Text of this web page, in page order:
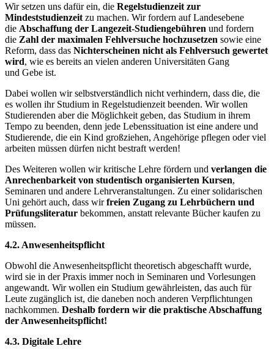
Wir setzen uns dafür ein, die Regelstudienzeit zur
Mindeststudienzeit zu machen. Wir fordern auf Landesebene
die Abschaffung der Langezeit-Studiengebühren und fordern
die Zahl der maximalen Fehlversuche hochzusetzen sowie eine
Reform, dass das Nichterscheinen nicht als Fehlversuch gewertet
wird, wie es bereits an vielen anderen Universitäten Gang
und Gebe ist.
Dabei wollen wir selbstverständlich nicht verhindern, dass die, die
es wollen ihr Studium in Regelstudienzeit beenden. Wir wollen
Studierenden aber die Möglichkeit geben, das Studium in ihrem
Tempo zu beenden, denn jede Lebenssituation ist eine andere und
Studierende, die ein Kind großziehen, Angehörige pflegen oder viel
arbeiten müssen dürfen nicht bestraft werden!
Des Weiteren wollen wir kritische Lehre fördern und verlangen die
Anrechenbarkeit von studentisch organisierten Kursen,
Seminaren und andere Lehrveranstaltungen. Zu einer solidarischen
Uni gehört auch, dass wirfreien Zugang zu Lehrbüchern und
Prüfungsliteratur bekommen, anstatt relevante Bücher kaufen zu
müssen.
4.2. Anwesenheitspflicht
Obwohl die Anwesenheitspflicht theoretisch abgeschafft wurde,
wird sie in der Praxis immer noch in Seminaren und Vorlesungen
angewandt. Wir wollen ein Studium gewährleisten, das auch für
Leute zugänglich ist, die daneben noch anderen Verpflichtungen
nachkommen. Deshalb fordern wir die praktische Abschaffung
der Anwesenheitspflicht!
4.3. Digitale Lehre